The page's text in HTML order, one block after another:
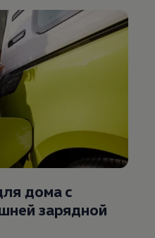
дома с
зарядной